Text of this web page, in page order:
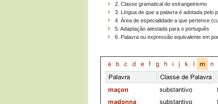
2. Classe gramatical do estrangeirismo
3. Língua de que a palavra é adotada pelo
4. Área de especialidade a que pertence
5. Adaptação atestada para o português
6. Palavra ou expressão equivalente em